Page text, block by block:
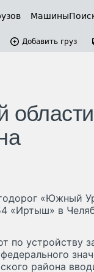
Машины
Добавить груз
«Южный
«Иртыш» в
по устройству
района